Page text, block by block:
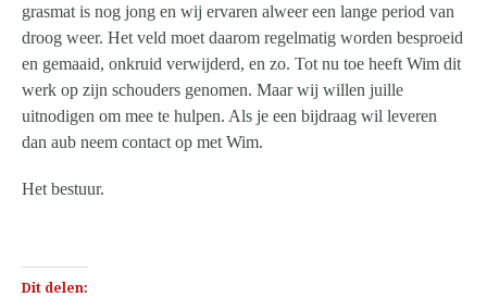
grasmat is nog jong en wij ervaren alweer een lange period van
droog weer. Het veld moet daarom regelmatig worden besproeid
en gemaaid, onkruid verwijderd, en zo. Tot nu toe heeft Wim dit
werk op zijn schouders genomen. Maar wij willen juille
uitnodigen om mee te hulpen. Als je een bijdraag wil leveren
dan aub neem contact op met Wim.
Het bestuur.
Dit delen: